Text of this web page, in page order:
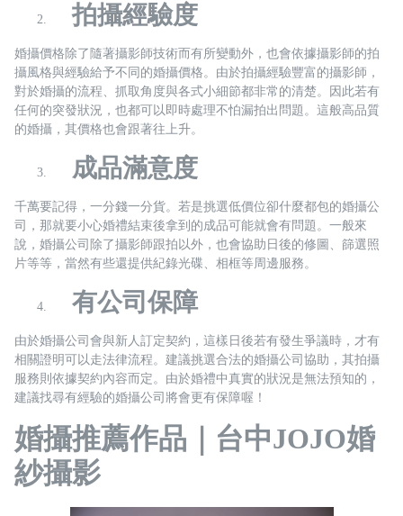
拍攝經驗度
婚攝價格除了隨著攝影師技術而有所變動外，也會依據攝影師的拍
攝風格與經驗給予不同的婚攝價格。由於拍攝經驗豐富的攝影師，
對於婚攝的流程、抓取角度與各式小細節都非常的清楚。因此若有
任何的突發狀況，也都可以即時處理不怕漏拍出問題。這般高品質
的婚攝，其價格也會跟著往上升。
成品滿意度
千萬要記得，一分錢一分貨。若是挑選低價位卻什麼都包的婚攝公
司，那就要小心婚禮結束後拿到的成品可能就會有問題。一般來
說，婚攝公司除了攝影師跟拍以外，也會協助日後的修圖、篩選照
片等等，當然有些還提供紀錄光碟、相框等周邊服務。
有公司保障
由於婚攝公司會與新人訂定契約，這樣日後若有發生爭議時，才有
相關證明可以走法律流程。建議挑選合法的婚攝公司協助，其拍攝
服務則依據契約內容而定。由於婚禮中真實的狀況是無法預知的，
建議找尋有經驗的婚攝公司將會更有保障喔！
婚攝推薦作品｜台中JOJO婚
紗攝影